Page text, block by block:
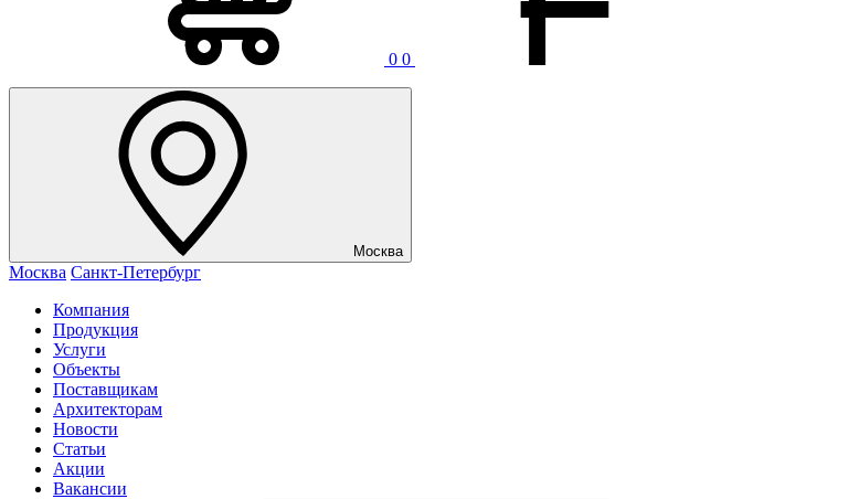
0 0
Москва
Москва Санкт-Петербург
Компания
Продукция
Услуги
Объекты
Поставщикам
Архитекторам
Новости
Статьи
Акции
Вакансии